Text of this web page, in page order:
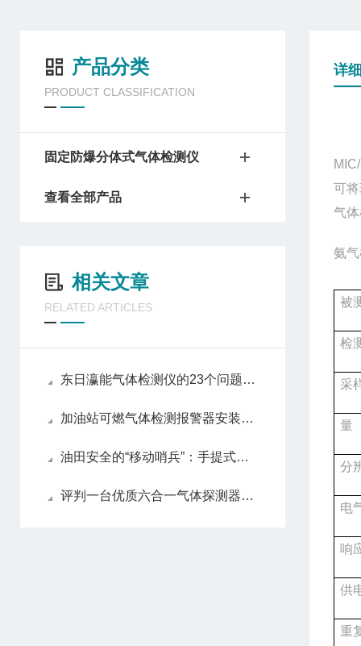
产品分类
PRODUCT CLASSIFICATION
固定防爆分体式气体检测仪
查看全部产品
相关文章
RELATED ARTICLES
东日瀛能气体检测仪的23个问题17：有限空间中的四合一气体检测仪
加油站可燃气体检测报警器安装方案
油田安全的“移动哨兵”：手提式四合一气体检测仪全面解析
评判一台优质六合一气体探测器的五大关键指标
详
可
气
氨
被
检
采
量
分
电
响
供
重